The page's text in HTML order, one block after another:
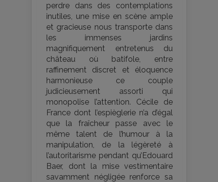
perdre dans des contemplations
inutiles, une mise en scène ample
et gracieuse nous transporte dans
les immenses jardins
magnifiquement entretenus du
château où batifole, entre
raffinement discret et éloquence
harmonieuse ce couple
judicieusement assorti qui
monopolise l’attention. Cécile de
France dont l’espièglerie n’a d’égal
que la fraîcheur passe avec le
même talent de l’humour à la
manipulation, de la légèreté à
l’autoritarisme pendant qu’Edouard
Baer, dont la mise vestimentaire
savamment négligée renforce sa